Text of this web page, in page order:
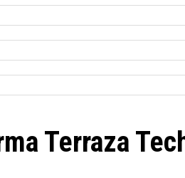
Terraza